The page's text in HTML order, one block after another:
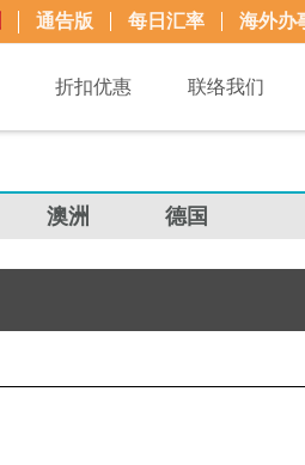
通告版 每日汇率 海外办
折扣优惠 联络我们
澳洲 德国